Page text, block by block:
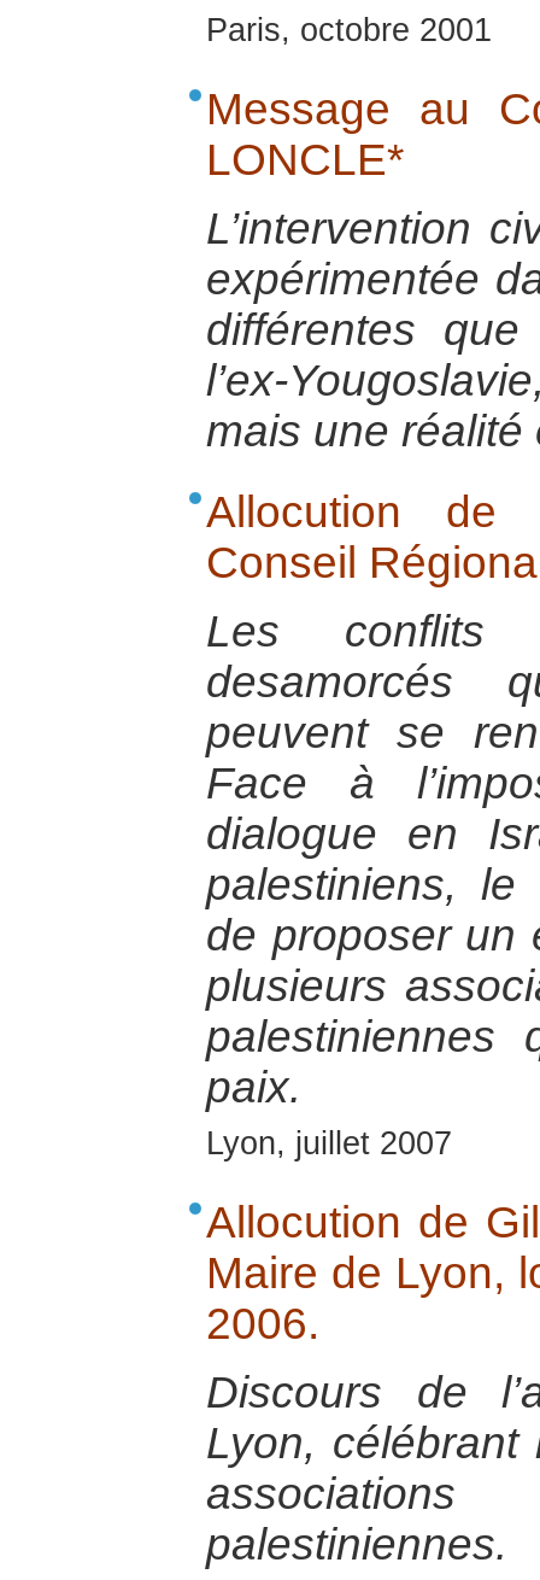
Paris, octobre 2001
Message au
LONCLE*
L’intervention
expérimentée
différentes que
l’ex-
mais une réalité
Allocution de
Conseil
Les conflits
desamorcés
peuvent se
Face à
dialogue en
palestiniens,
de proposer un
plusieurs
palestiniennes
paix.
Lyon, juillet 2007
Allocution de
Maire de Lyon,
2006.
Discours de
Lyon, célébrant
palestiniennes.